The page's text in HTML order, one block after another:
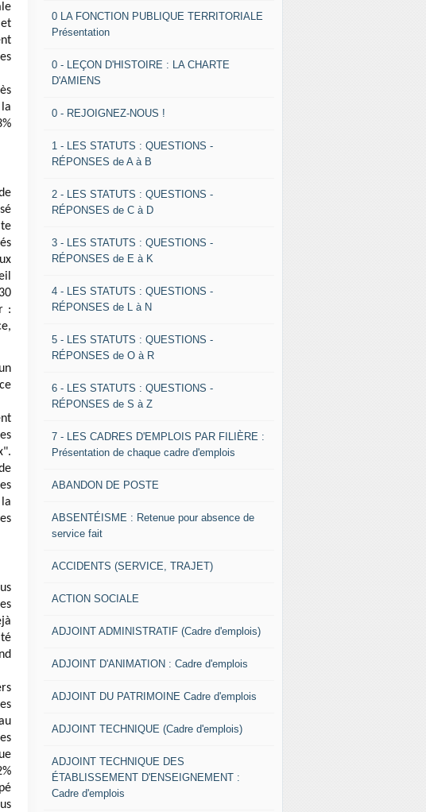
:
0 LA FONCTION PUBLIQUE TERRITORIALE
Présentation
0 - LEÇON D'HISTOIRE : LA CHARTE
D'AMIENS
0 - REJOIGNEZ-NOUS !
1 - LES STATUTS : QUESTIONS -
RÉPONSES de A à B
2 - LES STATUTS : QUESTIONS -
RÉPONSES de C à D
3 - LES STATUTS : QUESTIONS -
RÉPONSES de E à K
4 - LES STATUTS : QUESTIONS -
RÉPONSES de L à N
5 - LES STATUTS : QUESTIONS -
RÉPONSES de O à R
6 - LES STATUTS : QUESTIONS -
RÉPONSES de S à Z
7 - LES CADRES D'EMPLOIS PAR FILIÈRE :
Présentation de chaque cadre d'emplois
ABANDON DE POSTE
ABSENTÉISME : Retenue pour absence de
service fait
ACCIDENTS (SERVICE, TRAJET)
ACTION SOCIALE
ADJOINT ADMINISTRATIF (Cadre d'emplois)
ADJOINT D'ANIMATION : Cadre d'emplois
ADJOINT DU PATRIMOINE Cadre d'emplois
ADJOINT TECHNIQUE (Cadre d'emplois)
ADJOINT TECHNIQUE DES
ÉTABLISSEMENT D'ENSEIGNEMENT :
Cadre d'emplois